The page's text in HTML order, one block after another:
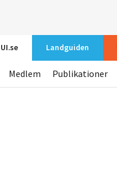
UI.se Landguiden
Medlem Publikationer